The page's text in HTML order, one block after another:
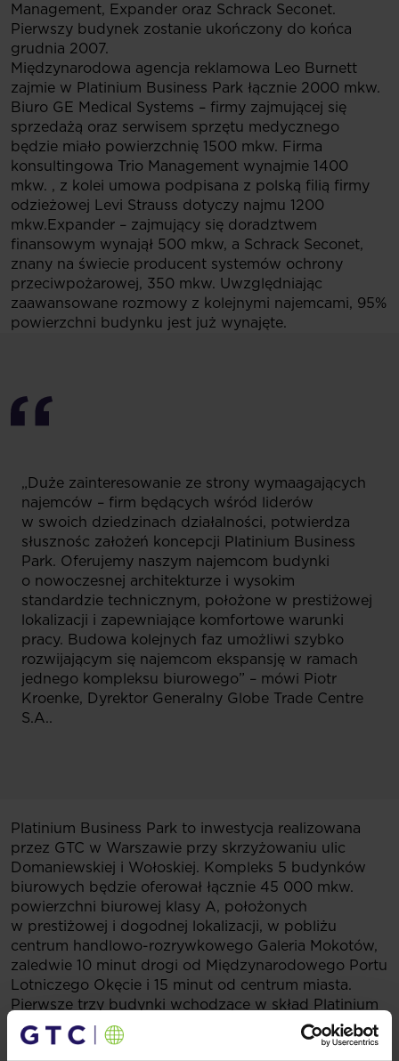
Management, Expander oraz Schrack Seconet.
Pierwszy budynek zostanie ukończony do końca
grudnia 2007.
Międzynarodowa agencja reklamowa Leo Burnett
zajmie w Platinium Business Park łącznie 2000 mkw.
Biuro GE Medical Systems – firmy zajmującej się
sprzedażą oraz serwisem sprzętu medycznego
będzie miało powierzchnię 1500 mkw. Firma
konsultingowa Trio Management wynajmie 1400
mkw. , z kolei umowa podpisana z polską filią firmy
odzieżowej Levi Strauss dotyczy najmu 1200
mkw.Expander – zajmujący się doradztwem
finansowym wynajął 500 mkw, a Schrack Seconet,
znany na świecie producent systemów ochrony
przeciwpożarowej, 350 mkw. Uwzględniając
zaawansowane rozmowy z kolejnymi najemcami, 95%
powierzchni budynku jest już wynajęte.
„Duże zainteresowanie ze strony wymaagających
najemców – firm będących wśród liderów
w swoich dziedzinach działalności, potwierdza
słusznośc założeń koncepcji Platinium Business
Park. Oferujemy naszym najemcom budynki
o nowoczesnej architekturze i wysokim
standardzie technicznym, położone w prestiżowej
lokalizacji i zapewniające komfortowe warunki
pracy. Budowa kolejnych faz umożliwi szybko
rozwijającym się najemcom ekspansję w ramach
jednego kompleksu biurowego” – mówi Piotr
Kroenke, Dyrektor Generalny Globe Trade Centre
S.A..
Platinium Business Park to inwestycja realizowana
przez GTC w Warszawie przy skrzyżowaniu ulic
Domaniewskiej i Wołoskiej. Kompleks 5 budynków
biurowych będzie oferował łącznie 45 000 mkw.
powierzchni biurowej klasy A, położonych
w prestiżowej i dogodnej lokalizacji, w pobliżu
centrum handlowo-rozrywkowego Galeria Mokotów,
zaledwie 10 minut drogi od Międzynarodowego Portu
Lotniczego Okęcie i 15 minut od centrum miasta.
Pierwsze trzy budynki wchodzące w skład Platinium
Business Park będą liczyły sześc kondygnacji
o średniej powierzchni ponad 1300 mkw.,